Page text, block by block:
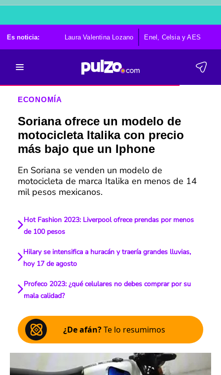
Es noticia: Laura Valentina Lozano Enel, Celsia y AES
ECONOMÍA
Soriana ofrece un modelo de
motocicleta Italika con precio
más bajo que un Iphone
En Soriana se venden un modelo de
motocicleta de marca Italika en menos de 14
mil pesos mexicanos.
Hot Fashion 2023: Liverpool ofrece prendas por menos
de 100 pesos
Hilary se intensifica a huracán y traería grandes lluvias,
hoy 17 de agosto
Profeco 2023: ¿qué celulares no debes comprar por su
mala calidad?
¿De afán?Te lo resumimos